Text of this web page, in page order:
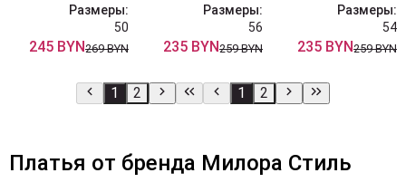
Размеры:
50
245 BYN269 BYN
Размеры:
56
235 BYN259 BYN
Размеры:
54
235 BYN259 BYN
1 2 1 2
Платья от бренда Милора Стиль